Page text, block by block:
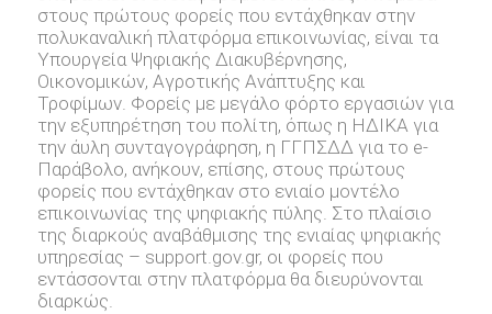
στους πρώτους φορείς που εντάχθηκαν στην
πολυκαναλική πλατφόρμα επικοινωνίας, είναι τα
Υπουργεία Ψηφιακής Διακυβέρνησης,
Οικονομικών, Αγροτικής Ανάπτυξης και
Τροφίμων. Φορείς με μεγάλο φόρτο εργασιών για
την εξυπηρέτηση του πολίτη, όπως η ΗΔΙΚΑ για
την άυλη συνταγογράφηση, η ΓΓΠΣΔΔ για το e-
Παράβολο, ανήκουν, επίσης, στους πρώτους
φορείς που εντάχθηκαν στο ενιαίο μοντέλο
επικοινωνίας της ψηφιακής πύλης. Στο πλαίσιο
της διαρκούς αναβάθμισης της ενιαίας ψηφιακής
υπηρεσίας – support.gov.gr, oι φορείς που
εντάσσονται στην πλατφόρμα θα διευρύνονται
διαρκώς.